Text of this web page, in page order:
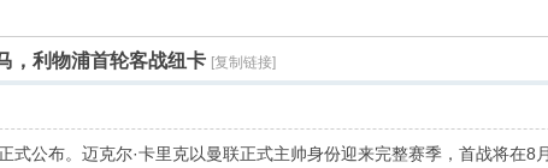
，利物浦首轮客战纽卡 [复制链接]
式公布。迈克尔·卡里克以曼联正式主帅身份迎来完整赛季，首战将在